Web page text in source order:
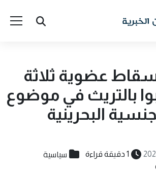
عضوية ثلاثة
بالتريث في موضوع
البحرينية
1 دقيقة قراءة سياسية